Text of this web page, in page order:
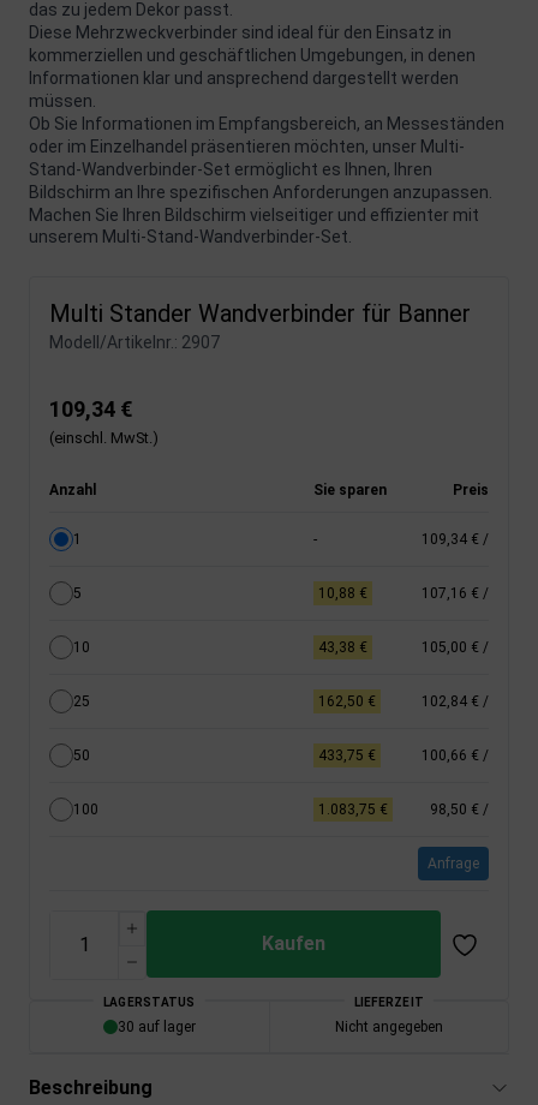
das zu jedem Dekor passt.
Diese Mehrzweckverbinder sind ideal für den Einsatz in
kommerziellen und geschäftlichen Umgebungen, in denen
Informationen klar und ansprechend dargestellt werden
müssen.
Ob Sie Informationen im Empfangsbereich, an Messeständen
oder im Einzelhandel präsentieren möchten, unser Multi-
Stand-Wandverbinder-Set ermöglicht es Ihnen, Ihren
Bildschirm an Ihre spezifischen Anforderungen anzupassen.
Machen Sie Ihren Bildschirm vielseitiger und effizienter mit
unserem Multi-Stand-Wandverbinder-Set.
Multi Stander Wandverbinder für Banner
Modell/Artikelnr.: 2907
109,34 €
(einschl. MwSt.)
Anzahl Sie sparen Preis
1 - 109,34 € /
5 10,88 € 107,16 € /
10 43,38 € 105,00 € /
25 162,50 € 102,84 € /
50 433,75 € 100,66 € /
100 1.083,75 € 98,50 € /
Anfrage
Kaufen
LAGERSTATUS
30 auf lager
LIEFERZEIT
Nicht angegeben
Beschreibung